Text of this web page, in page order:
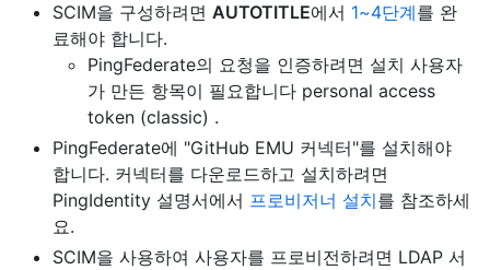
SCIM을 구성하려면 AUTOTITLE에서 1~4단계를 완
료해야 합니다.
PingFederate의 요청을 인증하려면 설치 사용자
가 만든 항목이 필요합니다 personal access
token (classic) .
PingFederate에 "GitHub EMU 커넥터"를 설치해야
합니다. 커넥터를 다운로드하고 설치하려면
PingIdentity 설명서에서 프로비저너 설치를 참조하세
요.
SCIM을 사용하여 사용자를 프로비전하려면 LDAP 서